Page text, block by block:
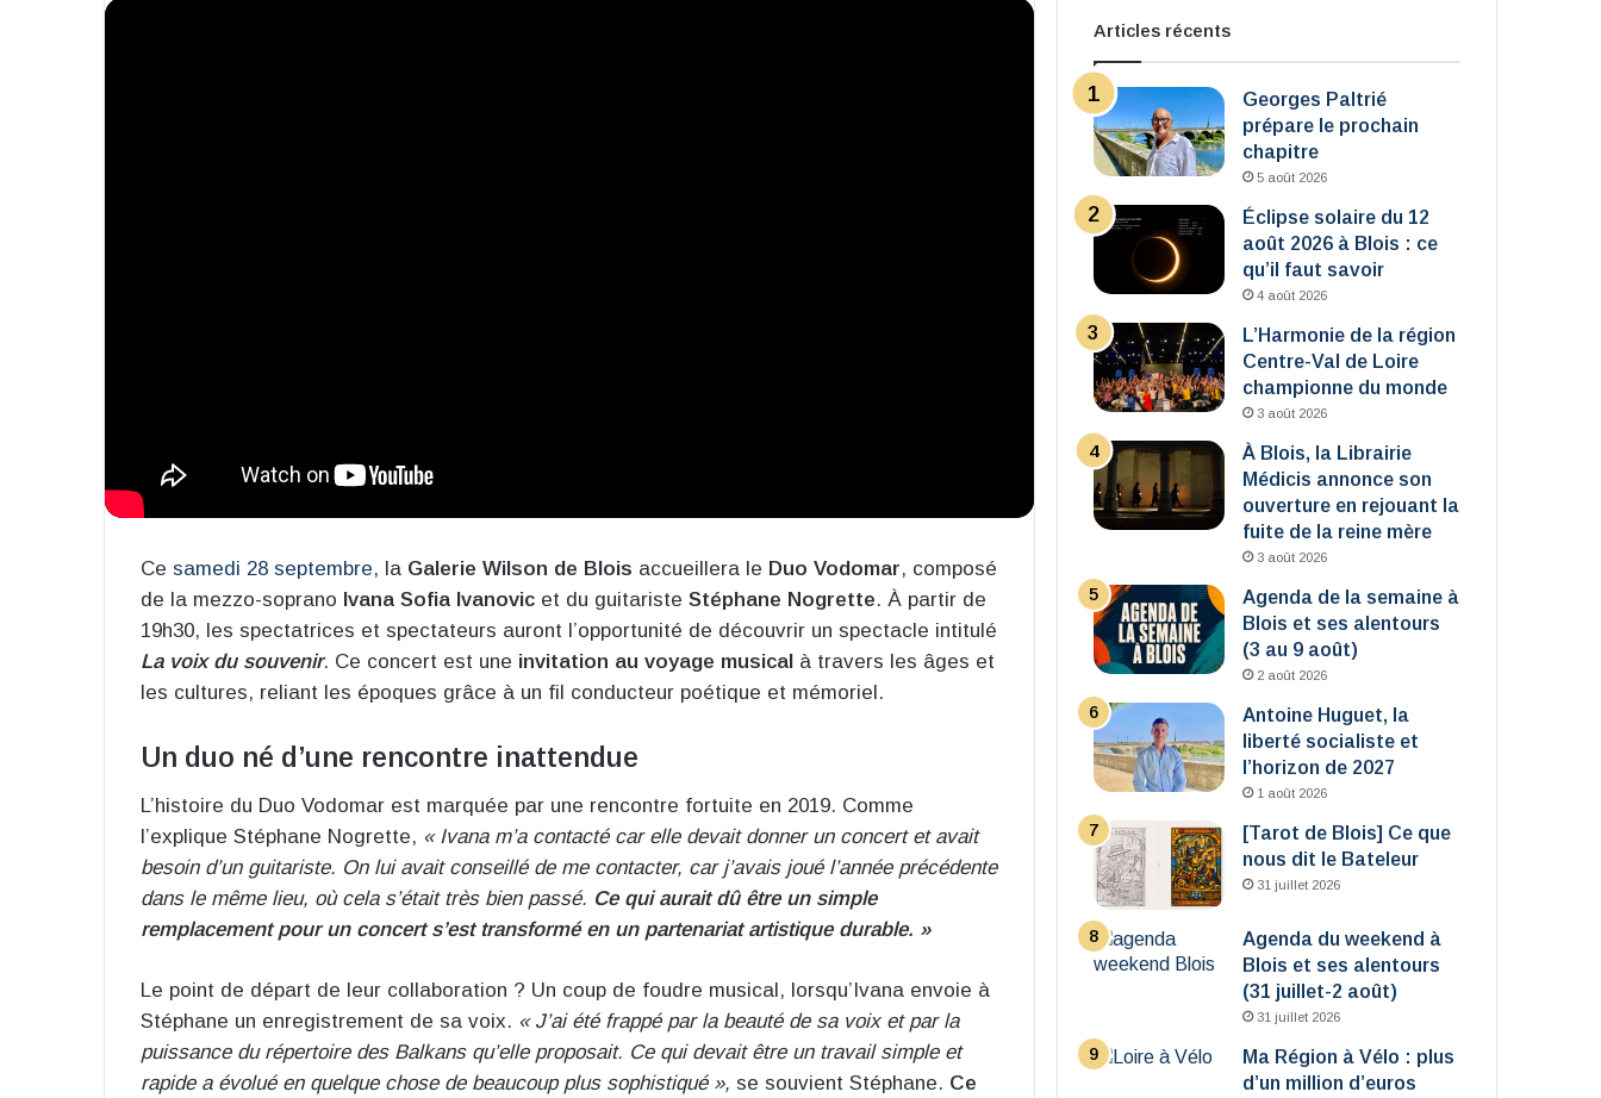
Ce samedi 28 septembre, la Galerie Wilson de Blois accueillera le Duo Vodomar, composé
de la mezzo-soprano Ivana Sofia Ivanovic et du guitariste Stéphane Nogrette. À partir de
19h30, les spectatrices et spectateurs auront l’opportunité de découvrir un spectacle intitulé
La voix du souvenir. Ce concert est une invitation au voyage musical à travers les âges et
les cultures, reliant les époques grâce à un fil conducteur poétique et mémoriel.
Un duo né d’une rencontre inattendue
L’histoire du Duo Vodomar est marquée par une rencontre fortuite en 2019. Comme
l’explique Stéphane Nogrette, « Ivana m’a contacté car elle devait donner un concert et avait
besoin d’un guitariste. On lui avait conseillé de me contacter, car j’avais joué l’année précédente
dans le même lieu, où cela s’était très bien passé. Ce qui aurait dû être un simple
remplacement pour un concert s’est transformé en un partenariat artistique durable. »
Le point de départ de leur collaboration ? Un coup de foudre musical, lorsqu’Ivana envoie à
Stéphane un enregistrement de sa voix. « J’ai été frappé par la beauté de sa voix et par la
puissance du répertoire des Balkans qu’elle proposait. Ce qui devait être un travail simple et
rapide a évolué en quelque chose de beaucoup plus sophistiqué », se souvient Stéphane. Ce
Articles récents
Georges Paltrié
prépare le prochain
chapitre
5 août 2026
Éclipse solaire du 12
août 2026 à Blois : ce
qu’il faut savoir
4 août 2026
L’Harmonie de la région
Centre-Val de Loire
championne du monde
3 août 2026
À Blois, la Librairie
Médicis annonce son
ouverture en rejouant la
fuite de la reine mère
3 août 2026
Agenda de la semaine à
Blois et ses alentours
(3 au 9 août)
2 août 2026
Antoine Huguet, la
liberté socialiste et
l’horizon de 2027
1 août 2026
[Tarot de Blois] Ce que
nous dit le Bateleur
31 juillet 2026
Agenda du weekend à
Blois et ses alentours
(31 juillet-2 août)
31 juillet 2026
Ma Région à Vélo : plus
d’un million d’euros